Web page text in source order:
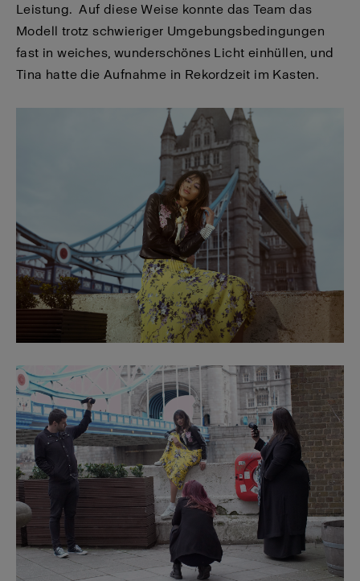
Leistung. Auf diese Weise konnte das Team das
Modell trotz schwieriger Umgebungsbedingungen
fast in weiches, wunderschönes Licht einhüllen, und
Tina hatte die Aufnahme in Rekordzeit im Kasten.